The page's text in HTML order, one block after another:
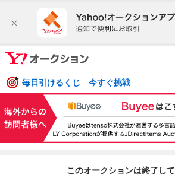
毎日引けるくじ 今すぐ挑戦
このオークションは終了し